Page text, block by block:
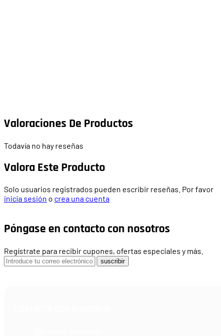
Valoraciones De Productos
Todavía no hay reseñas
Valora Este Producto
Solo usuarios registrados pueden escribir reseñas. Por favor
inicia sesión o crea una cuenta
Póngase en contacto con nosotros
Regístrate para recibir cupones, ofertas especiales y más.
suscribir